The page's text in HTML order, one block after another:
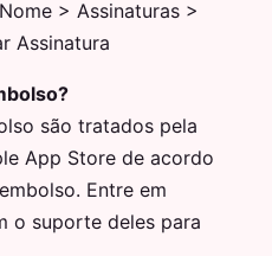
> Assinaturas >
Assinatura
são tratados pela
App Store de acordo
Entre em
o suporte deles para